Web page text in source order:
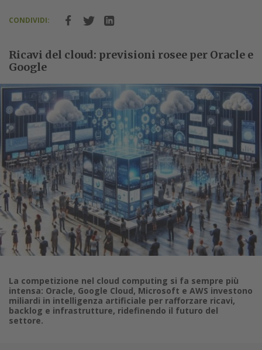
CONDIVIDI:
Ricavi del cloud: previsioni rosee per Oracle e
Google
La competizione nel cloud computing si fa sempre più
intensa: Oracle, Google Cloud, Microsoft e AWS investono
miliardi in intelligenza artificiale per rafforzare ricavi,
backlog e infrastrutture, ridefinendo il futuro del
settore.